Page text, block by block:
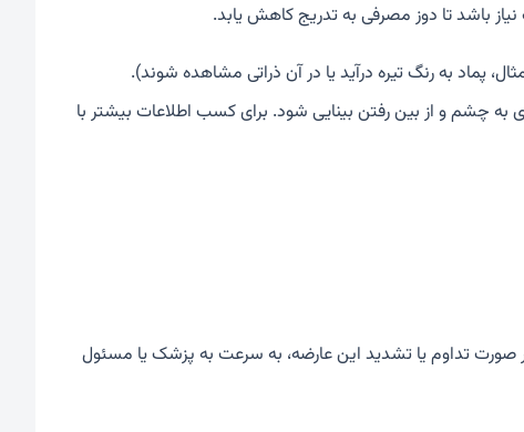
باشد تا دوز مصرفی به تدریج کاهش یابد.
پماد به رنگ تیره درآید یا در آن ذراتی مشاهده شوند).
چشم و از بین رفتن بینایی شود. برای کسب اطلاعات بیشتر با
تداوم یا تشدید این عارضه، به سرعت به پزشک یا مسئول